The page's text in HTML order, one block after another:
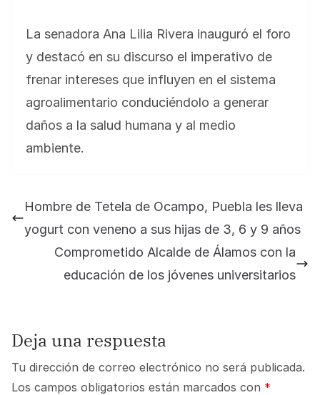
La senadora Ana Lilia Rivera inauguró el foro
y destacó en su discurso el imperativo de
frenar intereses que influyen en el sistema
agroalimentario conduciéndolo a generar
daños a la salud humana y al medio
ambiente.
Hombre de Tetela de Ocampo, Puebla les lleva
yogurt con veneno a sus hijas de 3, 6 y 9 años
Comprometido Alcalde de Álamos con la
educación de los jóvenes universitarios
Deja una respuesta
Tu dirección de correo electrónico no será publicada.
Los campos obligatorios están marcados con *